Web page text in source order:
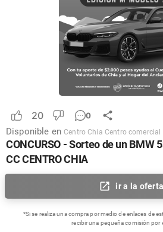
20 0
Disponible en Centro Chia Centro comercial
CONCURSO - Sorteo de un BMW
CC CENTRO CHIA
ir a la oferta
*Si se realiza una compra por medio de enlaces de
recibir una pequeña comisión por